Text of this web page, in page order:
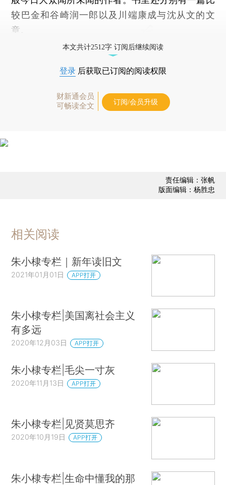
较巴金和谷崎润一郎以及川端康成与沈从文的文
章。
本文共计2512字 订阅后继续阅读
登录 后获取已订阅的阅读权限
财新通会员
可畅读全文
订阅/会员升级
责任编辑：张帆
版面编辑：杨胜忠
相关阅读
朱小棣专栏｜新年读旧文
2021年01月01日 APP打开
朱小棣专栏|美国离社会主义
有多远
2020年12月03日 APP打开
朱小棣专栏|毛尖一寸灰
2020年11月13日 APP打开
朱小棣专栏|见贤莫思齐
2020年10月19日 APP打开
朱小棣专栏|生命中懂我的那